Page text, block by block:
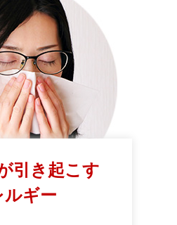
引き起こす
ルギー